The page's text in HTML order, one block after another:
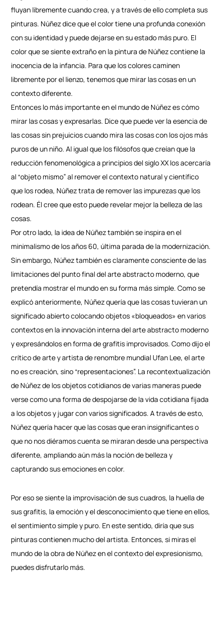
fluyan libremente cuando crea, y a través de ello completa sus
pinturas. Núñez dice que el color tiene una profunda conexión
con su identidad y puede dejarse en su estado más puro. El
color que se siente extraño en la pintura de Núñez contiene la
inocencia de la infancia. Para que los colores caminen
libremente por el lienzo, tenemos que mirar las cosas en un
contexto diferente.
Entonces lo más importante en el mundo de Núñez es cómo
mirar las cosas y expresarlas. Dice que puede ver la esencia de
las cosas sin prejuicios cuando mira las cosas con los ojos más
puros de un niño. Al igual que los filósofos que creían que la
reducción fenomenológica a principios del siglo XX los acercaría
al “objeto mismo” al remover el contexto natural y científico
que los rodea, Núñez trata de remover las impurezas que los
rodean. Él cree que esto puede revelar mejor la belleza de las
cosas.
Por otro lado, la idea de Núñez también se inspira en el
minimalismo de los años 60, última parada de la modernización.
Sin embargo, Núñez también es claramente consciente de las
limitaciones del punto final del arte abstracto moderno, que
pretendía mostrar el mundo en su forma más simple. Como se
explicó anteriormente, Núñez quería que las cosas tuvieran un
significado abierto colocando objetos «bloqueados» en varios
contextos en la innovación interna del arte abstracto moderno
y expresándolos en forma de grafitis improvisados. Como dijo el
crítico de arte y artista de renombre mundial Ufan Lee, el arte
no es creación, sino “representaciones”. La recontextualización
de Núñez de los objetos cotidianos de varias maneras puede
verse como una forma de despojarse de la vida cotidiana fijada
a los objetos y jugar con varios significados. A través de esto,
Núñez quería hacer que las cosas que eran insignificantes o
que no nos diéramos cuenta se miraran desde una perspectiva
diferente, ampliando aún más la noción de belleza y
capturando sus emociones en color.
Por eso se siente la improvisación de sus cuadros, la huella de
sus grafitis, la emoción y el desconocimiento que tiene en ellos,
el sentimiento simple y puro. En este sentido, diría que sus
pinturas contienen mucho del artista. Entonces, si miras el
mundo de la obra de Núñez en el contexto del expresionismo,
puedes disfrutarlo más.